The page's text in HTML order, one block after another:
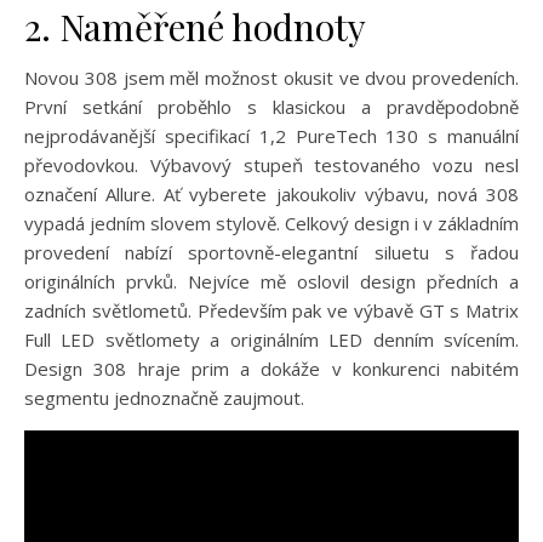
2. Naměřené hodnoty
Novou 308 jsem měl možnost okusit ve dvou provedeních.
První setkání proběhlo s klasickou a pravděpodobně
nejprodávanější specifikací 1,2 PureTech 130 s manuální
převodovkou. Výbavový stupeň testovaného vozu nesl
označení Allure. Ať vyberete jakoukoliv výbavu, nová 308
vypadá jedním slovem stylově. Celkový design i v základním
provedení nabízí sportovně-elegantní siluetu s řadou
originálních prvků. Nejvíce mě oslovil design předních a
zadních světlometů. Především pak ve výbavě GT s Matrix
Full LED světlomety a originálním LED denním svícením.
Design 308 hraje prim a dokáže v konkurenci nabitém
segmentu jednoznačně zaujmout.